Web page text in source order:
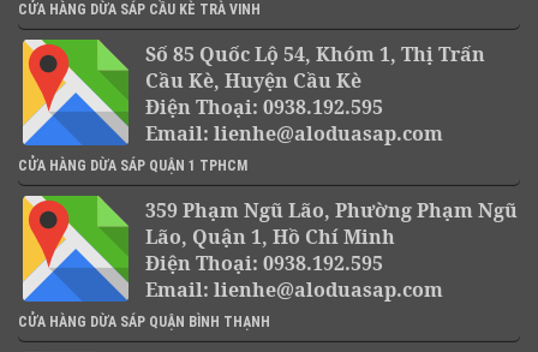
CỬA HÀNG DỪA SÁP CẦU KÈ TRÀ VINH
Số 85 Quốc Lộ 54, Khóm 1, Thị Trấn
Cầu Kè, Huyện Cầu Kè
Điện Thoại: 0938.192.595
Email: lienhe@aloduasap.com
CỬA HÀNG DỪA SÁP QUẬN 1 TPHCM
359 Phạm Ngũ Lão, Phường Phạm Ngũ
Lão, Quận 1, Hồ Chí Minh
Điện Thoại: 0938.192.595
Email: lienhe@aloduasap.com
CỬA HÀNG DỪA SÁP QUẬN BÌNH THẠNH